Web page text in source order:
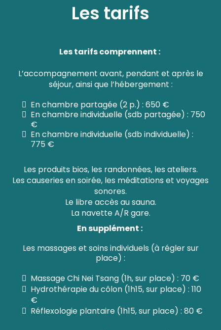
Les tarifs
Les tarifs comprennent :
L’accompagnement avant, pendant et après le
séjour, ainsi que l’hébergement :
En chambre partagée (2 p.) : 650 €
En chambre individuelle (sdb partagée) : 750
€
En chambre individuelle (sdb individuelle) :
775 €
Les produits bios, les randonnées, les ateliers.
Les causeries en soirée, les méditations et voyages
sonores.
Le libre accès au sauna.
La navette A/R gare.
En supplément :
Les massages et soins individuels (à régler sur
place) :
Massage Chi Nei Tsang (1h, sur place) : 70 €
Hydrothérapie du côlon (1h15, sur place) : 110
€
Réflexologie plantaire (1h15, sur place) : 80 €